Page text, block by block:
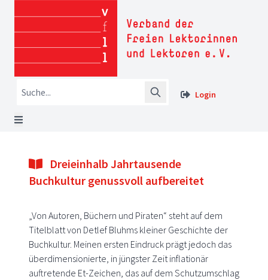
Login
Dreieinhalb Jahrtausende
Buchkultur genussvoll aufbereitet
„Von Autoren, Büchern und Piraten“ steht auf dem
Titelblatt von Detlef Bluhms kleiner Geschichte der
Buchkultur. Meinen ersten Eindruck prägt jedoch das
überdimensionierte, in jüngster Zeit inflationär
auftretende Et-Zeichen, das auf dem Schutzumschlag